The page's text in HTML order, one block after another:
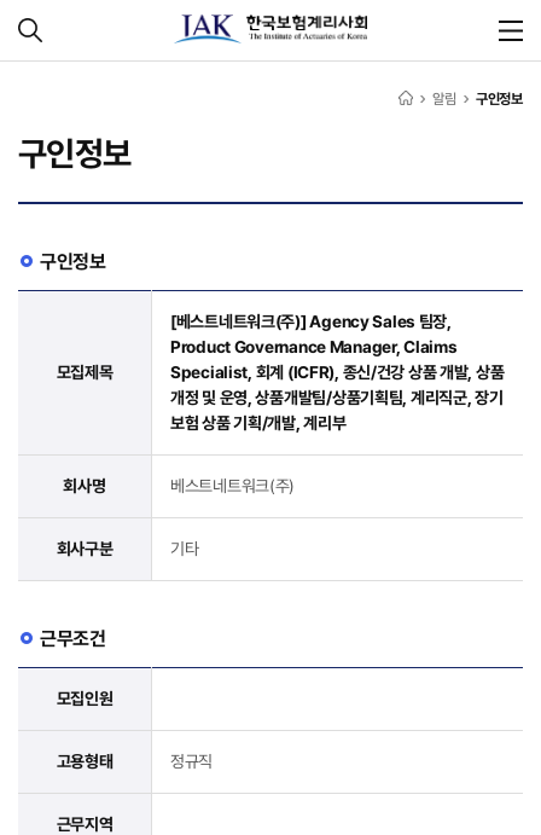
알림 구인정보
구인정보
구인정보
모집제목
[베스트네트워크(주)] Agency Sales 팀장,
Product Governance Manager, Claims
Specialist, 회계 (ICFR), 종신/건강 상품 개발, 상품
개정 및 운영, 상품개발팀/상품기획팀, 계리직군, 장기
보험 상품 기획/개발, 계리부
회사명 베스트네트워크(주)
회사구분 기타
근무조건
모집인원
고용형태 정규직
근무지역